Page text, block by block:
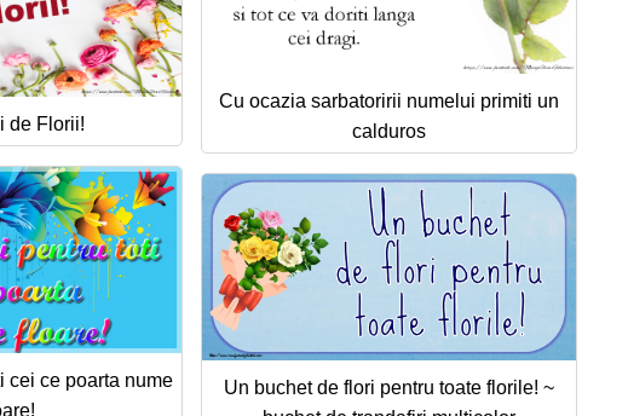
Cu ocazia sarbatoririi numelui primiti un
calduros
de Florii!
cei ce poarta nume
Un buchet de flori pentru toate florile! ~